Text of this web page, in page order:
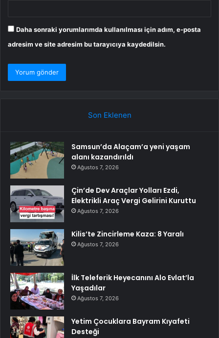
Daha sonraki yorumlarımda kullanılması için adım, e-posta
adresim ve site adresim bu tarayıcıya kaydedilsin.
Son Eklenen
Samsun’da Alaçam’a yeni yaşam
alanı kazandırıldı
Ağustos 7, 2026
Çin’de Dev Araçlar Yolları Ezdi,
Elektrikli Araç Vergi Gelirini Kuruttu
Ağustos 7, 2026
Kilis’te Zincirleme Kaza: 8 Yaralı
Ağustos 7, 2026
İlk Teleferik Heyecanını Alo Evlat’la
Yaşadılar
Ağustos 7, 2026
Yetim Çocuklara Bayram Kıyafeti
Desteği